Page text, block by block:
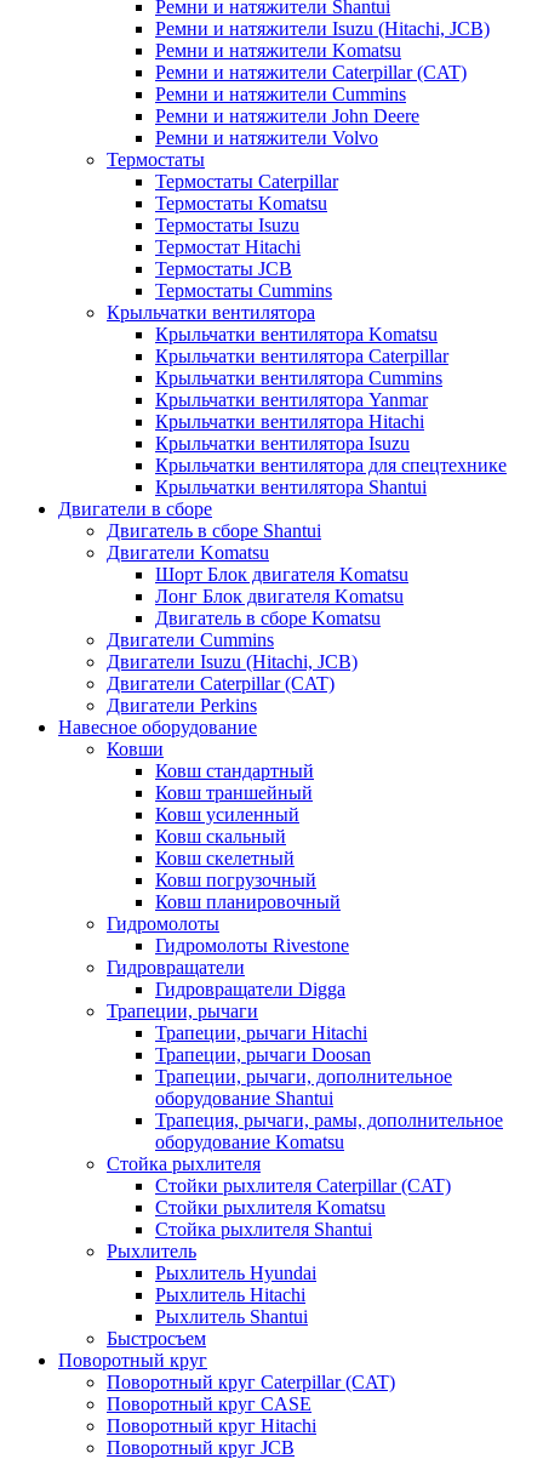
Ремни и натяжители Shantui
Ремни и натяжители Isuzu (Hitachi, JCB)
Ремни и натяжители Komatsu
Ремни и натяжители Caterpillar (CAT)
Ремни и натяжители Cummins
Ремни и натяжители John Deere
Ремни и натяжители Volvo
Термостаты
Термостаты Caterpillar
Термостаты Komatsu
Термостаты Isuzu
Термостат Hitachi
Термостаты JCB
Термостаты Cummins
Крыльчатки вентилятора
Крыльчатки вентилятора Komatsu
Крыльчатки вентилятора Caterpillar
Крыльчатки вентилятора Cummins
Крыльчатки вентилятора Yanmar
Крыльчатки вентилятора Hitachi
Крыльчатки вентилятора Isuzu
Крыльчатки вентилятора для спецтехнике
Крыльчатки вентилятора Shantui
Двигатели в сборе
Двигатель в сборе Shantui
Двигатели Komatsu
Шорт Блок двигателя Komatsu
Лонг Блок двигателя Komatsu
Двигатель в сборе Komatsu
Двигатели Cummins
Двигатели Isuzu (Hitachi, JCB)
Двигатели Caterpillar (CAT)
Двигатели Perkins
Навесное оборудование
Ковши
Ковш стандартный
Ковш траншейный
Ковш усиленный
Ковш скальный
Ковш скелетный
Ковш погрузочный
Ковш планировочный
Гидромолоты
Гидромолоты Rivestone
Гидровращатели
Гидровращатели Digga
Трапеции, рычаги
Трапеции, рычаги Hitachi
Трапеции, рычаги Doosan
Трапеции, рычаги, дополнительное
оборудование Shantui
Трапеция, рычаги, рамы, дополнительное
оборудование Komatsu
Стойка рыхлителя
Стойки рыхлителя Caterpillar (CAT)
Стойки рыхлителя Komatsu
Стойка рыхлителя Shantui
Рыхлитель
Рыхлитель Hyundai
Рыхлитель Hitachi
Рыхлитель Shantui
Быстросъем
Поворотный круг
Поворотный круг Caterpillar (CAT)
Поворотный круг CASE
Поворотный круг Hitachi
Поворотный круг JCB